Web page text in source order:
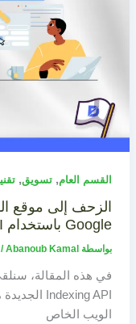
القسم العام, تسويق,
الزحف إلى موقع
Google باستخدام NEW Indexing API
بواسطة Abanoub Kamal
/
الويب الخاص